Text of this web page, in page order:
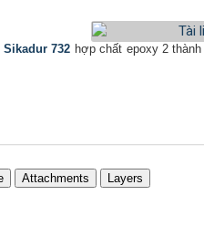
Sikadur 732 hợp chất epoxy 2